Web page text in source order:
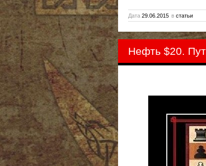
Дата 29.06.2015 в статьи
Нефть $20.